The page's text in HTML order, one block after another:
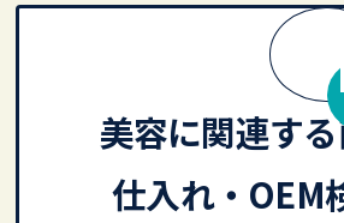
美容に関連す
仕入れ・OEM